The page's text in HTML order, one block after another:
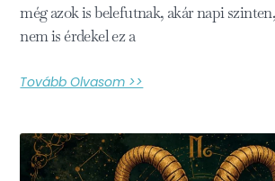
még azok is belefutnak, akár napi
nem is érdekel ez a
Tovább Olvasom >>